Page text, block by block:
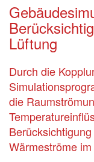
Lüftung
Durch die
die
Wärmeströme